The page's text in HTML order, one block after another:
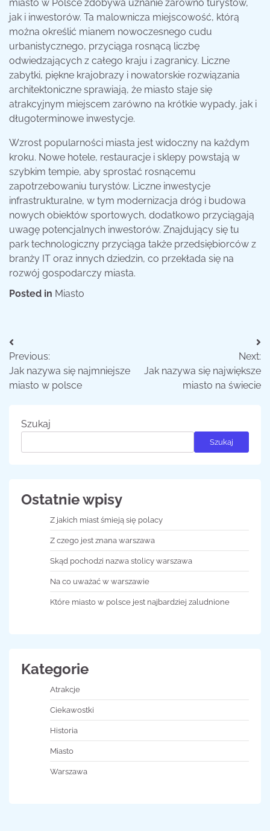
miasto w Polsce zdobywa uznanie zarówno turystów,
jak i inwestorów. Ta malownicza miejscowość, którą
można określić mianem nowoczesnego cudu
urbanistycznego, przyciąga rosnącą liczbę
odwiedzających z całego kraju i zagranicy. Liczne
zabytki, piękne krajobrazy i nowatorskie rozwiązania
architektoniczne sprawiają, że miasto staje się
atrakcyjnym miejscem zarówno na krótkie wypady, jak i
długoterminowe inwestycje.
Wzrost popularności miasta jest widoczny na każdym
kroku. Nowe hotele, restauracje i sklepy powstają w
szybkim tempie, aby sprostać rosnącemu
zapotrzebowaniu turystów. Liczne inwestycje
infrastrukturalne, w tym modernizacja dróg i budowa
nowych obiektów sportowych, dodatkowo przyciągają
uwagę potencjalnych inwestorów. Znajdujący się tu
park technologiczny przyciąga także przedsiębiorców z
branży IT oraz innych dziedzin, co przekłada się na
rozwój gospodarczy miasta.
Posted in Miasto
Nawigacja
wpisu
Previous:
Jak nazywa się najmniejsze
miasto w polsce
Next:
Jak nazywa się największe
miasto na świecie
Szukaj
Szukaj
Ostatnie wpisy
Z jakich miast śmieją się polacy
Z czego jest znana warszawa
Skąd pochodzi nazwa stolicy warszawa
Na co uważać w warszawie
Które miasto w polsce jest najbardziej zaludnione
Kategorie
Atrakcje
Ciekawostki
Historia
Miasto
Warszawa